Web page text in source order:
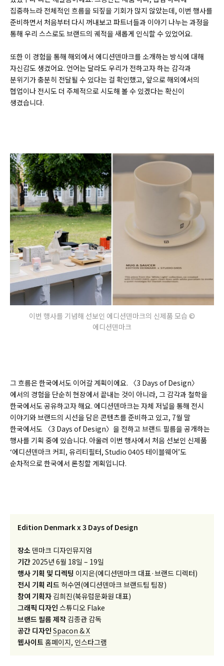
집중하느라 전체적인 흐름을 되짚을 기회가 많지 않았는데, 이번 행사를
준비하면서 처음부터 다시 꺼내보고 파트너들과 이야기 나누는 과정을
통해 우리 스스로도 브랜드의 궤적을 새롭게 인식할 수 있었어요.
또한 이 경험을 통해 해외에서 에디션덴마크를 소개하는 방식에 대해
자신감도 생겼어요. 언어는 달라도 우리가 전하고자 하는 감각과
분위기가 충분히 전달될 수 있다는 걸 확인했고, 앞으로 해외에서의
협업이나 전시도 더 주체적으로 시도해 볼 수 있겠다는 확신이
생겼습니다.
이번 행사를 기념해 선보인 에디션덴마크의 신제품 모습 ©
에디션덴마크
그 흐름은 한국에서도 이어갈 계획이에요. 〈3 Days of Design〉
에서의 경험을 단순히 현장에서 끝내는 것이 아니라, 그 감각과 철학을
한국에서도 공유하고자 해요. 에디션덴마크는 자체 저널을 통해 전시
이야기와 브랜드의 시선을 담은 콘텐츠를 준비하고 있고, 7월 말
한국에서도 〈3 Days of Design〉을 전하고 브랜드 필름을 공개하는
행사를 기획 중에 있습니다. 아울러 이번 행사에서 처음 선보인 신제품
‘에디션덴마크 커피, 유리티필터, Studio 0405 테이블웨어’도
순차적으로 한국에서 론칭할 계획입니다.
Edition Denmark x 3 Days of Design
장소 덴마크 디자인뮤지엄
기간 2025년 6월 18일 – 19일
행사 기획 및 디렉팅 이지은(에디션덴마크 대표·브랜드 디렉터)
전시 기획 리드 허수연(에디션덴마크 브랜드팀 팀장)
참여 기획자 김희진(북유럽문화원 대표)
그래픽 디자인 스튜디오 Flake
브랜드 필름 제작 김종관 감독
공간 디자인 Spacon & X
웹사이트 홈페이지, 인스타그램